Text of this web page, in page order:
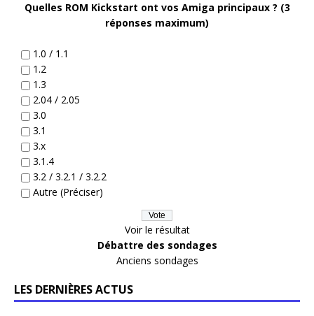
Quelles ROM Kickstart ont vos Amiga principaux ? (3
réponses maximum)
1.0 / 1.1
1.2
1.3
2.04 / 2.05
3.0
3.1
3.x
3.1.4
3.2 / 3.2.1 / 3.2.2
Autre (Préciser)
Voir le résultat
Débattre des sondages
Anciens sondages
LES DERNIÈRES ACTUS